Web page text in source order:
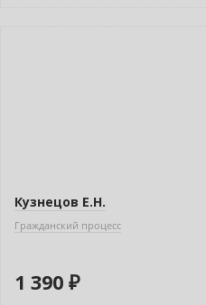
Кузнецов Е.Н.
Гражданский процесс
1 390 ₽